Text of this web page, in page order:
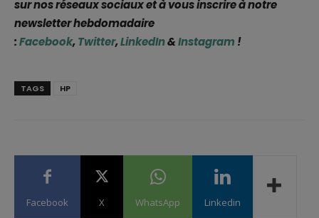
sur nos réseaux sociaux et à vous inscrire à notre
newsletter hebdomadaire
:Facebook,Twitter,LinkedIn&Instagram !
TAGS HP
Facebook X WhatsApp Linkedin